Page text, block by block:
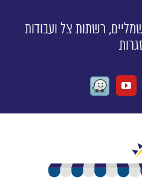
רשתות צל ועבודות
Youtube
Waze